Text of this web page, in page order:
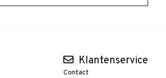
Klantenservice
Contact